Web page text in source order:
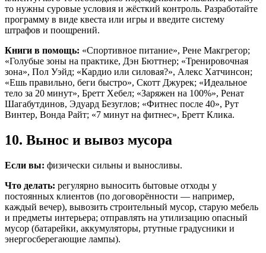
то нужны суровые условия и жёсткий контроль. Разработайте
программу в виде квеста или игры и введите систему
штрафов и поощрений.
Книги в помощь: «Спортивное питание», Рене Макгрегор;
«Голубые зоны на практике, Дэн Бюттнер; «Тренировочная
зона», Пол Уэйд; «Кардио или силовая?», Алекс Хатчинсон;
«Ешь правильно, беги быстро», Скотт Джурек; «Идеальное
тело за 20 минут», Бретт Хебел; «Заряжен на 100%», Ренат
Шагабутдинов, Эдуард Безуглов; «Фитнес после 40», Рут
Винтер, Вонда Райт; «7 минут на фитнес», Бретт Клика.
10. Вынос и вывоз мусора
Если вы: физически сильны и выносливы.
Что делать: регулярно выносить бытовые отходы у
постоянных клиентов (по договорённости — например,
каждый вечер), вывозить строительный мусор, старую мебель
и предметы интерьера; отправлять на утилизацию опасный
мусор (батарейки, аккумуляторы, ртутные градусники и
энергосберегающие лампы).